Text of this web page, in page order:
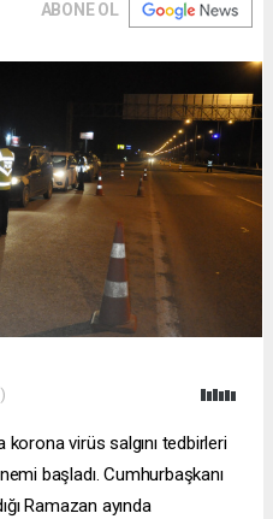
ABONE OL
korona virüs salgını tedbirleri
başladı. Cumhurbaşkanı
Ramazan ayında